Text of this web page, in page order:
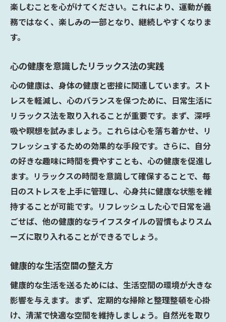
ストレスを軽減する趣味の取り入れ方
心地よい生活リズムを作るためのアイデア
ィビティ
心と体をリフレッシュさせる習慣の提案
健康維持のために知っておくべき新常識の習得
最新の健康情報を効率的に学ぶ方法
健康維持に必要な基本的知識の習得
科学的根拠に基づく健康情報の選び方
健康状態をチェックする新しい方法
信頼できる健康情報源の見つけ方
健康的なライフスタイルを支える知識を身
につける
健康的な生活を送るための日常的な行動変化の
健康を意識した毎日の行動選択
日々の生活に小さな健康習慣をプラス
楽しむことを心がけてください。これにより、運動が義
務ではなく、楽しみの一部となり、継続しやすくなりま
す。
心の健康を意識したリラックス法の実践
心の健康は、身体の健康と密接に関連しています。スト
レスを軽減し、心のバランスを保つために、日常生活に
リラックス法を取り入れることが重要です。まず、深呼
吸や瞑想を試みましょう。これらは心を落ち着かせ、リ
フレッシュするための効果的な手段です。さらに、自分
の好きな趣味に時間を費やすことも、心の健康を促進し
ます。リラックスの時間を意識して確保することで、毎
日のストレスを上手に管理し、心身共に健康な状態を維
持することが可能です。リフレッシュした心で日常を過
ごせば、他の健康的なライフスタイルの習慣もよりスム
ーズに取り入れることができるでしょう。
健康的な生活空間の整え方
健康的な生活を送るためには、生活空間の環境が大きな
影響を与えます。まず、定期的な掃除と整理整頓を心掛
け、清潔で快適な空間を維持しましょう。自然光を取り